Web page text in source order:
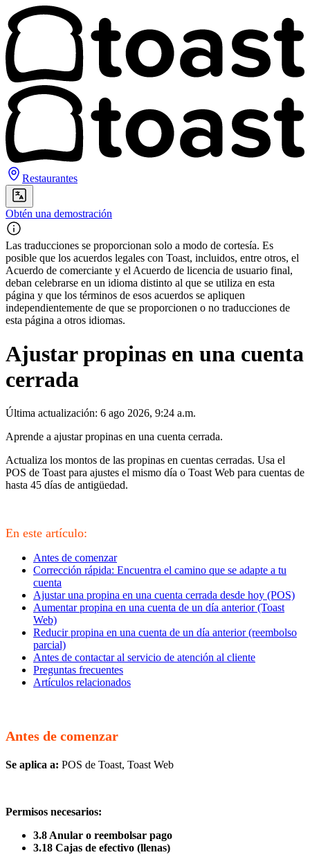
Restaurantes
Obtén una demostración
Las traducciones se proporcionan solo a modo de cortesía. Es
posible que los acuerdos legales con Toast, incluidos, entre otros, el
Acuerdo de comerciante y el Acuerdo de licencia de usuario final,
deban celebrarse en un idioma distinto al que se utiliza en esta
página y que los términos de esos acuerdos se apliquen
independientemente de que se proporcionen o no traducciones de
esta página a otros idiomas.
Ajustar propinas en una cuenta
cerrada
Última actualización: 6 ago 2026, 9:24 a.m.
Aprende a ajustar propinas en una cuenta cerrada.
Actualiza los montos de las propinas en cuentas cerradas. Usa el
POS de Toast para ajustes el mismo día o Toast Web para cuentas de
hasta 45 días de antigüedad.
En este artículo:
Antes de comenzar
Corrección rápida: Encuentra el camino que se adapte a tu
cuenta
Ajustar una propina en una cuenta cerrada desde hoy (POS)
Aumentar propina en una cuenta de un día anterior (Toast
Web)
Reducir propina en una cuenta de un día anterior (reembolso
parcial)
Antes de contactar al servicio de atención al cliente
Preguntas frecuentes
Artículos relacionados
Antes de comenzar
Se aplica a: POS de Toast, Toast Web
Permisos necesarios:
3.8 Anular o reembolsar pago
3.18 Cajas de efectivo (llenas)